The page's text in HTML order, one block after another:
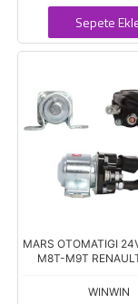
Sepete
MARS OTOMATIGI
M8T-M9T
247 SM-075
WINWIN